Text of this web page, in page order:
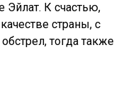
Эйлат. К счастью,
страны, с
тогда также